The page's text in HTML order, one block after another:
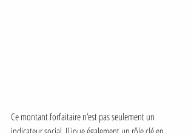
Ce montant forfaitaire n’est pas seulement un